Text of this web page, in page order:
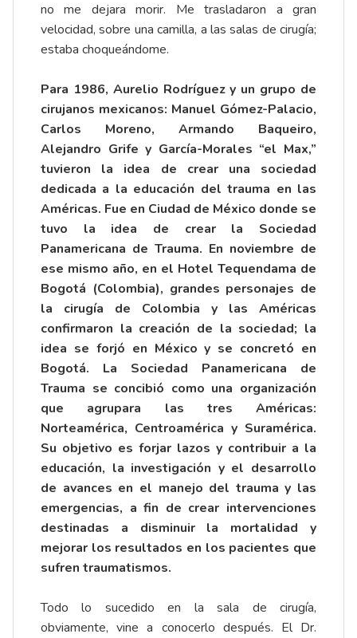
no me dejara morir. Me trasladaron a gran
velocidad, sobre una camilla, a las salas de cirugía;
estaba choqueándome.
Para 1986, Aurelio Rodríguez y un grupo de
cirujanos mexicanos: Manuel Gómez-Palacio,
Carlos Moreno, Armando Baqueiro,
Alejandro Grife y García-Morales “el Max,”
tuvieron la idea de crear una sociedad
dedicada a la educación del trauma en las
Américas. Fue en Ciudad de México donde se
tuvo la idea de crear la Sociedad
Panamericana de Trauma. En noviembre de
ese mismo año, en el Hotel Tequendama de
Bogotá (Colombia), grandes personajes de
la cirugía de Colombia y las Américas
confirmaron la creación de la sociedad; la
idea se forjó en México y se concretó en
Bogotá. La Sociedad Panamericana de
Trauma se concibió como una organización
que agrupara las tres Américas:
Norteamérica, Centroamérica y Suramérica.
Su objetivo es forjar lazos y contribuir a la
educación, la investigación y el desarrollo
de avances en el manejo del trauma y las
emergencias, a fin de crear intervenciones
destinadas a disminuir la mortalidad y
mejorar los resultados en los pacientes que
sufren traumatismos.
Todo lo sucedido en la sala de cirugía,
obviamente, vine a conocerlo después. El Dr.